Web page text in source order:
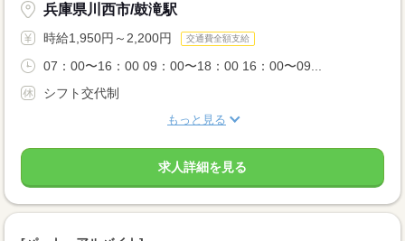
兵庫県川西市/鼓滝駅
時給1,950円～2,200円 交通費全額支給
07：00〜16：00 09：00〜18：00 16：00〜09...
シフト交代制
もっと見る
求人詳細を見る